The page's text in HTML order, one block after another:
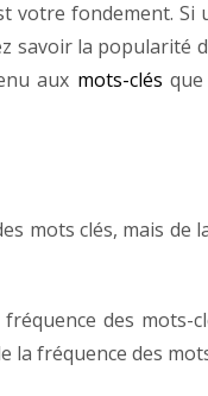
votre fondement.
savoir la popularité
aux mots-clés
mots clés, mais
fréquence des
la fréquence des